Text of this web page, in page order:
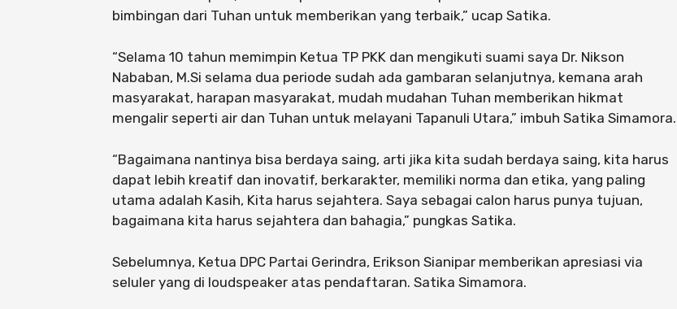
bimbingan dari Tuhan untuk memberikan yang terbaik,” ucap Satika.
“Selama 10 tahun memimpin Ketua TP PKK dan mengikuti suami saya Dr. Nikson
Nababan, M.Si selama dua periode sudah ada gambaran selanjutnya, kemana arah
masyarakat, harapan masyarakat, mudah mudahan Tuhan memberikan hikmat
mengalir seperti air dan Tuhan untuk melayani Tapanuli Utara,” imbuh Satika Simamora.
“Bagaimana nantinya bisa berdaya saing, arti jika kita sudah berdaya saing, kita harus
dapat lebih kreatif dan inovatif, berkarakter, memiliki norma dan etika, yang paling
utama adalah Kasih, Kita harus sejahtera. Saya sebagai calon harus punya tujuan,
bagaimana kita harus sejahtera dan bahagia,” pungkas Satika.
Sebelumnya, Ketua DPC Partai Gerindra, Erikson Sianipar memberikan apresiasi via
seluler yang di loudspeaker atas pendaftaran. Satika Simamora.